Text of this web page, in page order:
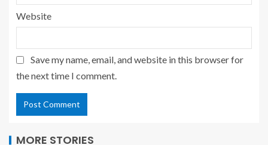
Website
Save my name, email, and website in this browser for
the next time I comment.
MORE STORIES